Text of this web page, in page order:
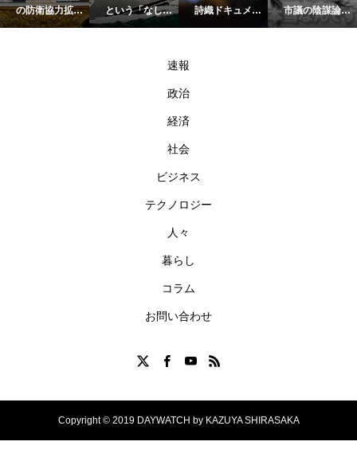
の防衛協力拡大
は「平和国家」
という「なし崩
し」～日本はい
出国家になった
詩織ドキュメン
タリー『Black B
市議の陰謀論に
対し政治倫理審
速報
政治
経済
社会
ビジネス
テクノロジー
人々
暮らし
コラム
お問い合わせ
Copyright © 2019 DAYWATCH by KAZUYA SHIRASAKA